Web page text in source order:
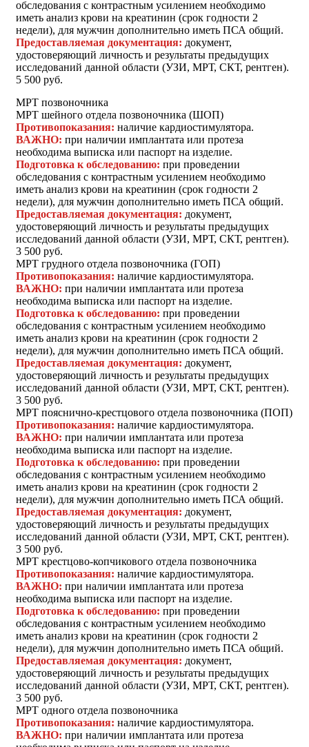
обследования с контрастным усилением необходимо
иметь анализ крови на креатинин (срок годности 2
недели), для мужчин дополнительно иметь ПСА общий.
Предоставляемая документация: документ,
удостоверяющий личность и результаты предыдущих
исследований данной области (УЗИ, МРТ, СКТ, рентген).
5 500 руб.
МРТ позвоночника
МРТ шейного отдела позвоночника (ШОП)
Противопоказания: наличие кардиостимулятора.
ВАЖНО: при наличии имплантата или протеза
необходима выписка или паспорт на изделие.
Подготовка к обследованию: при проведении
обследования с контрастным усилением необходимо
иметь анализ крови на креатинин (срок годности 2
недели), для мужчин дополнительно иметь ПСА общий.
Предоставляемая документация: документ,
удостоверяющий личность и результаты предыдущих
исследований данной области (УЗИ, МРТ, СКТ, рентген).
3 500 руб.
МРТ грудного отдела позвоночника (ГОП)
Противопоказания: наличие кардиостимулятора.
ВАЖНО: при наличии имплантата или протеза
необходима выписка или паспорт на изделие.
Подготовка к обследованию: при проведении
обследования с контрастным усилением необходимо
иметь анализ крови на креатинин (срок годности 2
недели), для мужчин дополнительно иметь ПСА общий.
Предоставляемая документация: документ,
удостоверяющий личность и результаты предыдущих
исследований данной области (УЗИ, МРТ, СКТ, рентген).
3 500 руб.
МРТ пояснично-крестцового отдела позвоночника (ПОП)
Противопоказания: наличие кардиостимулятора.
ВАЖНО: при наличии имплантата или протеза
необходима выписка или паспорт на изделие.
Подготовка к обследованию: при проведении
обследования с контрастным усилением необходимо
иметь анализ крови на креатинин (срок годности 2
недели), для мужчин дополнительно иметь ПСА общий.
Предоставляемая документация: документ,
удостоверяющий личность и результаты предыдущих
исследований данной области (УЗИ, МРТ, СКТ, рентген).
3 500 руб.
МРТ крестцово-копчикового отдела позвоночника
Противопоказания: наличие кардиостимулятора.
ВАЖНО: при наличии имплантата или протеза
необходима выписка или паспорт на изделие.
Подготовка к обследованию: при проведении
обследования с контрастным усилением необходимо
иметь анализ крови на креатинин (срок годности 2
недели), для мужчин дополнительно иметь ПСА общий.
Предоставляемая документация: документ,
удостоверяющий личность и результаты предыдущих
исследований данной области (УЗИ, МРТ, СКТ, рентген).
3 500 руб.
МРТ одного отдела позвоночника
Противопоказания: наличие кардиостимулятора.
ВАЖНО: при наличии имплантата или протеза